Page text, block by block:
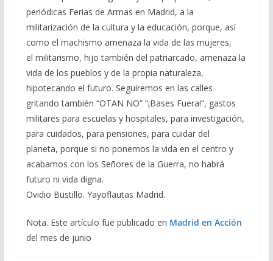
periódicas Ferias de Armas en Madrid, a la
militarización de la cultura y la educación, porque, así
como el machismo amenaza la vida de las mujeres,
el militarismo, hijo también del patriarcado, amenaza la
vida de los pueblos y de la propia naturaleza,
hipotecando el futuro. Seguiremos en las calles
gritando también “OTAN NO” “¡Bases Fuera!”, gastos
militares para escuelas y hospitales, para investigación,
para cuidados, para pensiones, para cuidar del
planeta, porque si no ponemos la vida en el centro y
acabamos con los Señores de la Guerra, no habrá
futuro ni vida digna.
Ovidio Bustillo. Yayoflautas Madrid.
Nota. Este artículo fue publicado en Madrid en Acción
del mes de junio